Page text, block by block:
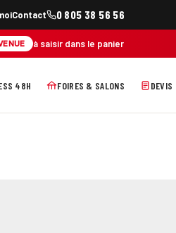
Contact 0 805 38 56 56
à saisir dans le panier
48H FOIRES & SALONS DEVIS